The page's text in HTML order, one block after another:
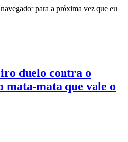
para a próxima vez que eu
duelo contra o
mata-mata que vale o